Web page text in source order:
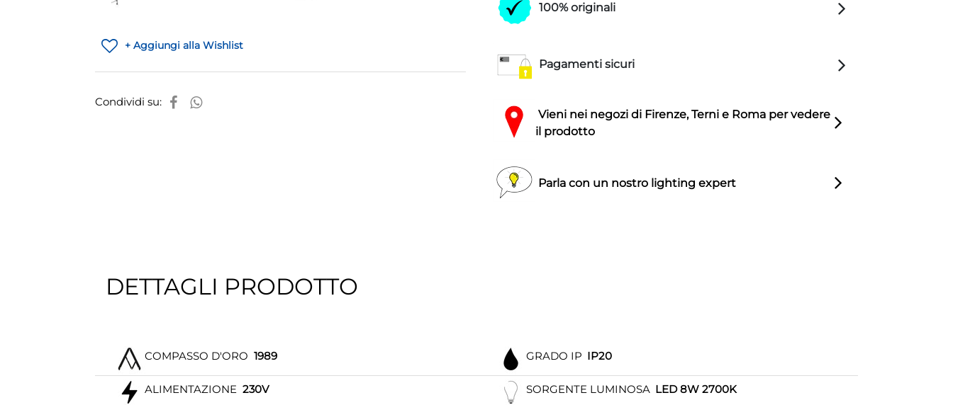
+ Aggiungi alla Wishlist
Condividi su:
100% originali
Pagamenti sicuri
Vieni nei negozi di Firenze, Terni e Roma per vedere
il prodotto
Parla con un nostro lighting expert
DETTAGLI PRODOTTO
COMPASSO D'ORO 1989
ALIMENTAZIONE 230V
GRADO IP IP20
SORGENTE LUMINOSA LED 8W 2700K